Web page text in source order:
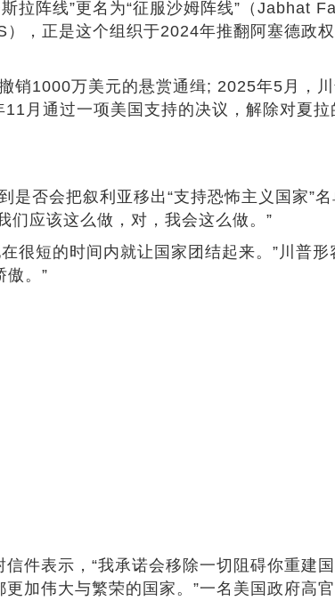
拉阵线”更名为“征服沙姆阵线”（Jabhat
，正是这个组织于2024年推翻阿塞德政
销1000万美元的悬赏通缉; 2025年5月，
月通过一项美国支持的决议，解除对夏
否会把叙利亚移出“支持恐怖主义国家”
们应该这么做，对，我会这么做。”
很短的时间内就让国家团结起来。”川普
傲。”
件表示，“我承诺会移除一切阻碍你重建
加伟大与繁荣的国家。”一名美国政府高